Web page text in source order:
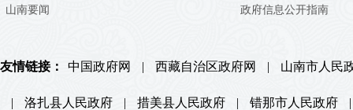
山南要闻 政府信息公开指南
友情链接： 中国政府网 | 西藏自治区政府网 | 山南市人民
| 洛扎县人民政府 | 措美县人民政府 | 错那市人民政府 |